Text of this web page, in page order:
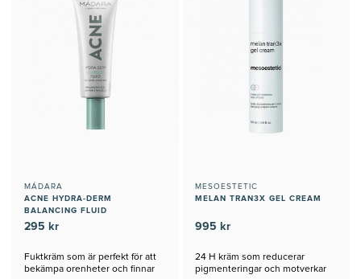
MÁDARA
ACNE HYDRA-DERM
BALANCING FLUID
295 kr
Fuktkräm som är perfekt för att
bekämpa orenheter och finnar
MESOESTETIC
MELAN TRAN3X GEL CREAM
995 kr
24 H kräm som reducerar
pigmenteringar och motverkar